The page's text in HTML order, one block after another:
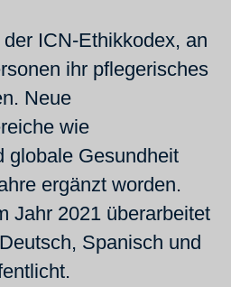
ICN-Ethikkodex, an
ihr pflegerisches
Neue
wie
globale Gesundheit
ergänzt worden.
Jahr 2021 überarbeitet
Spanisch und